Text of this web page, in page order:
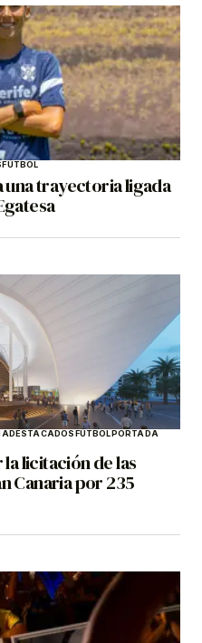
FÚTBOL
una trayectoria ligada
DESTACADOSFÚTBOLPORTADA
la licitación de las
Canaria por 235